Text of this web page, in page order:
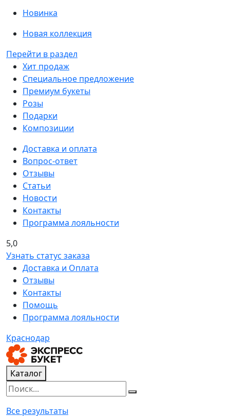
Новинка
Новая коллекция
Перейти в раздел
Хит продаж
Специальное предложение
Премиум букеты
Розы
Подарки
Композиции
Доставка и оплата
Вопрос-ответ
Отзывы
Статьи
Новости
Контакты
Программа лояльности
5,0
Узнать статус заказа
Доставка и Оплата
Отзывы
Контакты
Помощь
Программа лояльности
Краснодар
Каталог
Все результаты